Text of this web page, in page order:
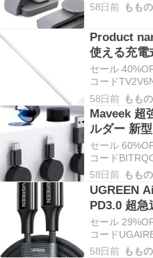
58日前 もも
Product
使える充電
セール
コード
58日前 もも
Maveek 超
ルダー 新
ップ ケー
止
セール
コード
58日前 もも
UGREEN
PD3.0 超
セール
コード
58日前 もも